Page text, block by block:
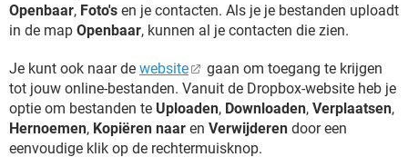
Openbaar, Foto's en je contacten. Als je je bestanden uploadt
in de map Openbaar, kunnen al je contacten die zien.
Je kunt ook naar de website
gaan om toegang te krijgen
tot jouw online-bestanden. Vanuit de Dropbox-website heb je
optie om bestanden te Uploaden, Downloaden, Verplaatsen,
Hernoemen, Kopiëren naar en Verwijderen door een
eenvoudige klik op de rechtermuisknop.